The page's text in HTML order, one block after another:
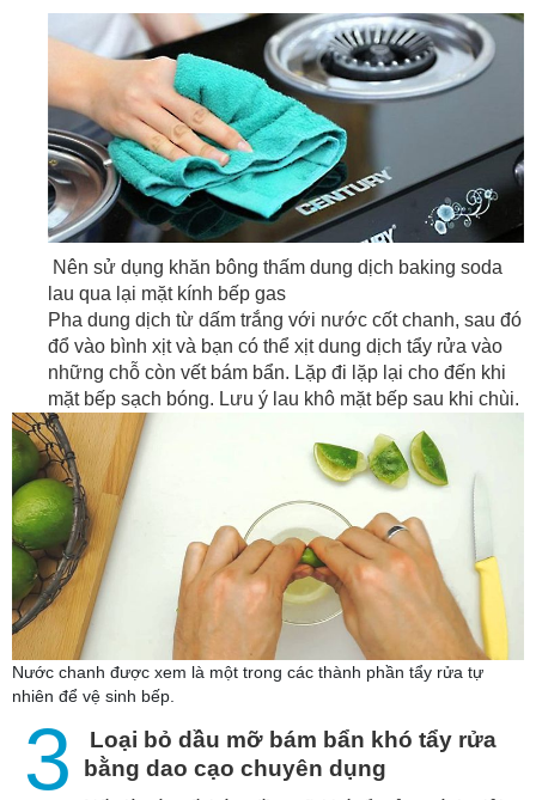
Nên sử dụng khăn bông thấm dung dịch baking soda
lau qua lại mặt kính bếp gas
Pha dung dịch từ dấm trắng với nước cốt chanh, sau đó
đổ vào bình xịt và bạn có thể xịt dung dịch tẩy rửa vào
những chỗ còn vết bám bẩn. Lặp đi lặp lại cho đến khi
mặt bếp sạch bóng. Lưu ý lau khô mặt bếp sau khi chùi.
Nước chanh được xem là một trong các thành phần tẩy rửa tự
nhiên để vệ sinh bếp.
3
Loại bỏ dầu mỡ bám bẩn khó tẩy rửa
bằng dao cạo chuyên dụng